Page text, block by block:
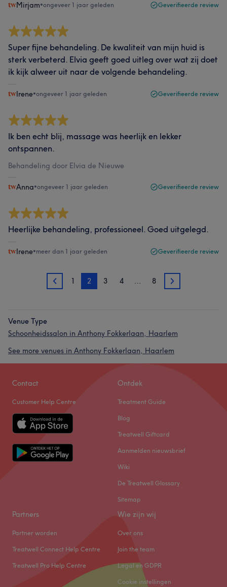
Mirjam•ongeveer 1 jaar geleden Geverifieerde review
Super fijne behandeling. De kwaliteit van mijn huid is
sterk verbeterd. Elvia geeft goed uitleg over wat zij doet
ik kijk alweer uit naar de volgende behandeling.
Irene•ongeveer 1 jaar geleden Geverifieerde review
Ik ben echt blij, massage was heerlijk en lekker
ontspannen.
Behandeling door Elvia de Nieuwe
Anna•ongeveer 1 jaar geleden Geverifieerde review
Heerlijke behandeling, professioneel. Goed uitgelegd.
Irene•meer dan 1 jaar geleden Geverifieerde review
1 1 2 3 4 … 8 3
Venue Type
Schoonheidssalon in Anthony Fokkerlaan, Haarlem
See more venues in Anthony Fokkerlaan, Haarlem
Contact
Customer Help Centre
Ontdek
Treatment Guide
Blog
Treatwell Giftcard
Aanmelden nieuwsbrief
Wiki
De Treatwell Glossary
Sitemap
Partners
Partner worden
Treatwell Connect Help Centre
Treatwell Pro Help Centre
Wie zijn wij
Over ons
Join the team
Legal en GDPR
Cookie instellingen